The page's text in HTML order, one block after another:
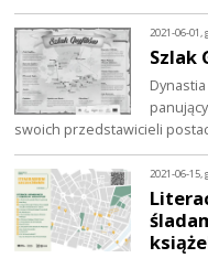
2021-06-01,
Szlak
swoich przedstawicieli
2021-06-15,